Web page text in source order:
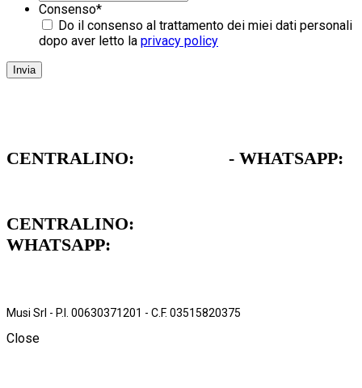
Consenso*
Do il consenso al trattamento dei miei dati personali
dopo aver letto la privacy policy
CENTRALINO:
- WHATSAPP:
CENTRALINO:
WHATSAPP:
Musi Srl - P.I. 00630371201 - C.F. 03515820375
Close